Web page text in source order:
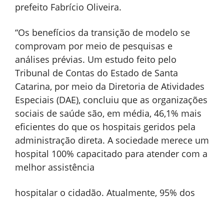
prefeito Fabrício Oliveira.
“Os benefícios da transição de modelo se
comprovam por meio de pesquisas e
análises prévias. Um estudo feito pelo
Tribunal de Contas do Estado de Santa
Catarina, por meio da Diretoria de Atividades
Especiais (DAE), concluiu que as organizações
sociais de saúde são, em média, 46,1% mais
eficientes do que os hospitais geridos pela
administração direta. A sociedade merece um
hospital 100% capacitado para atender com a
melhor assistência
hospitalar o cidadão. Atualmente, 95% dos